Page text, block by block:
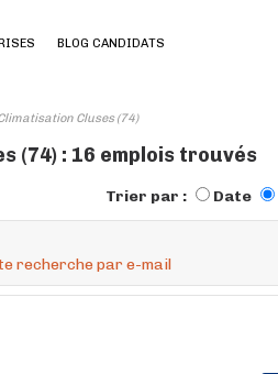
BLOG CANDIDATS
Cluses (74)
(74) : 16 emplois trouvés
Trier par : Date
recherche par e-mail